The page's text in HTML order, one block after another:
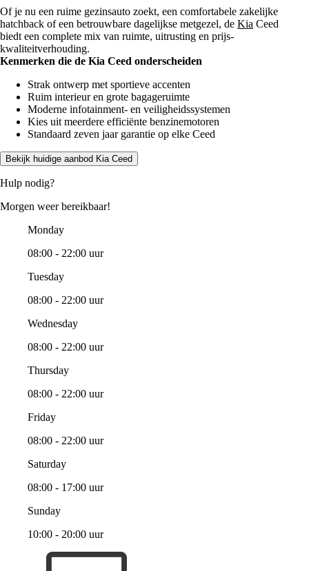
Of je nu een ruime gezinsauto zoekt, een comfortabele zakelijke
hatchback of een betrouwbare dagelijkse metgezel, de Kia Ceed
biedt een complete mix van ruimte, uitrusting en prijs-
kwaliteitverhouding.
Kenmerken die de Kia Ceed onderscheiden
Strak ontwerp met sportieve accenten
Ruim interieur en grote bagageruimte
Moderne infotainment- en veiligheidssystemen
Kies uit meerdere efficiënte benzinemotoren
Standaard zeven jaar garantie op elke Ceed
Bekijk huidige aanbod Kia Ceed
Hulp nodig?
Morgen weer bereikbaar!
Monday
08:00 - 22:00 uur
Tuesday
08:00 - 22:00 uur
Wednesday
08:00 - 22:00 uur
Thursday
08:00 - 22:00 uur
Friday
08:00 - 22:00 uur
Saturday
08:00 - 17:00 uur
Sunday
10:00 - 20:00 uur